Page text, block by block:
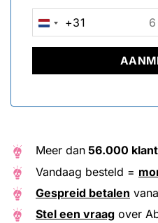
NETHERLANDS
+31
+31
Meer dan 56.000
Vandaag besteld =
Gespreid betalen
Stel een vraag over